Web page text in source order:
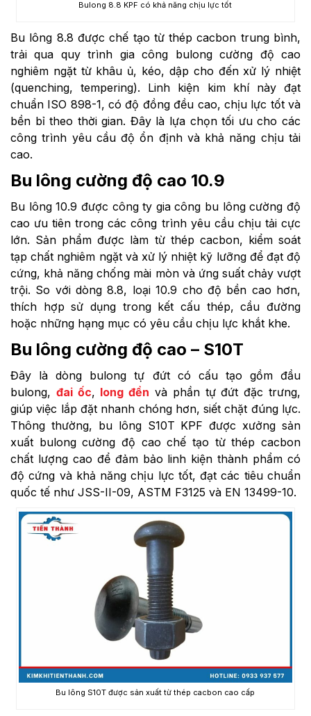
Bulong 8.8 KPF có khả năng chịu lực tốt
Bu lông 8.8 được chế tạo từ thép cacbon trung bình,
trải qua quy trình gia công bulong cường độ cao
nghiêm ngặt từ khâu ủ, kéo, dập cho đến xử lý nhiệt
(quenching, tempering). Linh kiện kim khí này đạt
chuẩn ISO 898-1, có độ đồng đều cao, chịu lực tốt và
bền bỉ theo thời gian. Đây là lựa chọn tối ưu cho các
công trình yêu cầu độ ổn định và khả năng chịu tải
cao.
Bu lông cường độ cao 10.9
Bu lông 10.9 được công ty gia công bu lông cường độ
cao ưu tiên trong các công trình yêu cầu chịu tải cực
lớn. Sản phẩm được làm từ thép cacbon, kiểm soát
tạp chất nghiêm ngặt và xử lý nhiệt kỹ lưỡng để đạt độ
cứng, khả năng chống mài mòn và ứng suất chảy vượt
trội. So với dòng 8.8, loại 10.9 cho độ bền cao hơn,
thích hợp sử dụng trong kết cấu thép, cầu đường
hoặc những hạng mục có yêu cầu chịu lực khắt khe.
Bu lông cường độ cao – S10T
Đây là dòng bulong tự đứt có cấu tạo gồm đầu
bulong, đai ốc, long đền và phần tự đứt đặc trưng,
giúp việc lắp đặt nhanh chóng hơn, siết chặt đúng lực.
Thông thường, bu lông S10T KPF được xưởng sản
xuất bulong cường độ cao chế tạo từ thép cacbon
chất lượng cao để đảm bảo linh kiện thành phẩm có
độ cứng và khả năng chịu lực tốt, đạt các tiêu chuẩn
quốc tế như JSS-II-09, ASTM F3125 và EN 13499-10.
Bu lông S10T được sản xuất từ thép cacbon cao cấp